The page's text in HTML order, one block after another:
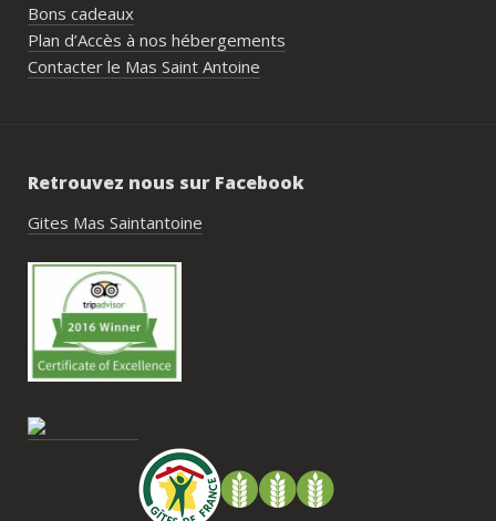
recommandations données sur place
étaient excellentes et nous ont permis
piscine, nature, tranquillité, nombreux
hébergements et beaucoup d’activités à
gestion des déchets, puisqu’il n’y a pas
faut se rendre au village. Cela ne nous a
pas posé de véritable problème, mais ce
Bons cadeaux
Plan d’Accès à nos hébergements
Contacter le Mas Saint Antoine
Retrouvez nous sur Facebook
Gites Mas Saintantoine